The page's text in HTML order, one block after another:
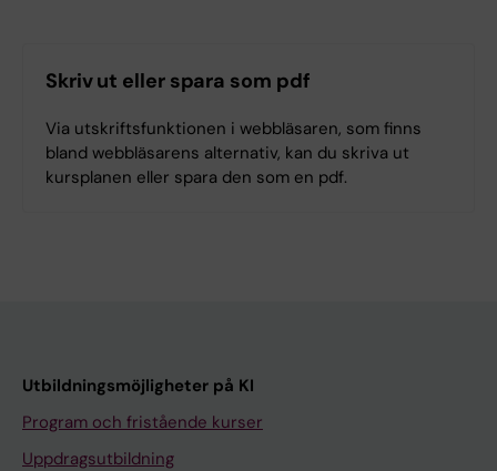
Skriv ut eller spara som pdf
Via utskriftsfunktionen i webbläsaren, som finns
bland webbläsarens alternativ, kan du skriva ut
kursplanen eller spara den som en pdf.
Utbildningsmöjligheter på KI
Program och fristående kurser
Uppdragsutbildning